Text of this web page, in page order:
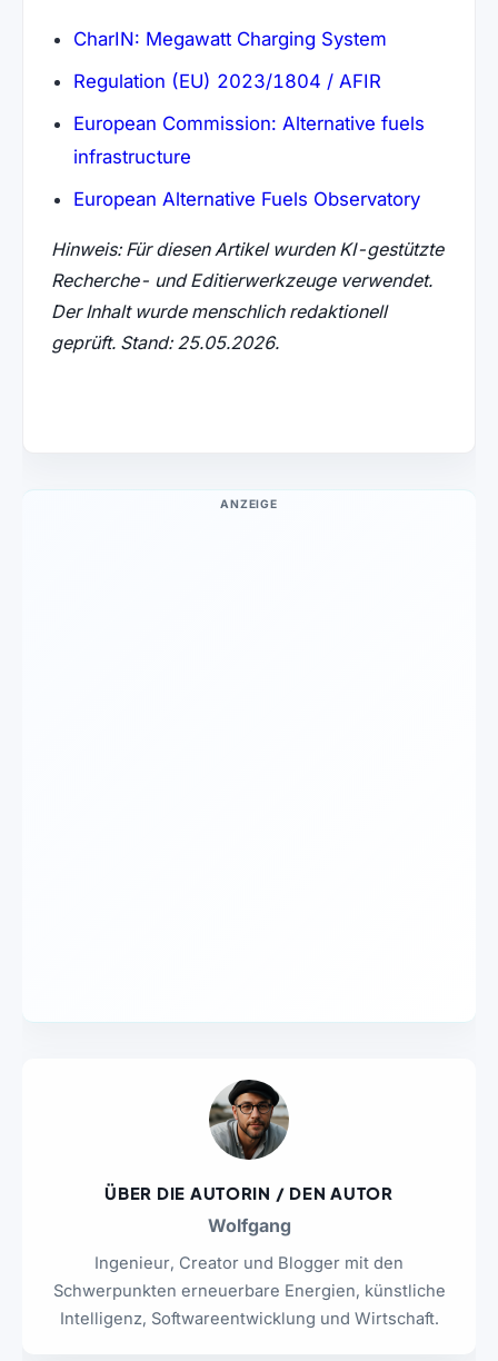
CharIN: Megawatt Charging System(öffnet in
Regulation (EU) 2023/1804 / AFIR(öffnet in
European Commission: Alternative fuels
infrastructure(öffnet in neuem Tab)
European Alternative Fuels Observatory(öffnet
Hinweis: Für diesen Artikel wurden KI-gestützte
Recherche- und Editierwerkzeuge verwendet.
Der Inhalt wurde menschlich redaktionell
geprüft. Stand: 25.05.2026.
ANZEIGE
ÜBER DIE AUTORIN / DEN AUTOR
Wolfgang
Ingenieur, Creator und Blogger mit den
Schwerpunkten erneuerbare Energien, künstliche
Intelligenz, Softwareentwicklung und Wirtschaft.